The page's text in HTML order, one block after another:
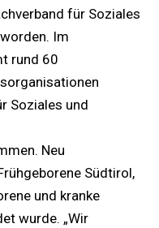
für Soziales
Im
rund 60
Soziales und
Neu
Südtirol,
und kranke
wurde. „Wir